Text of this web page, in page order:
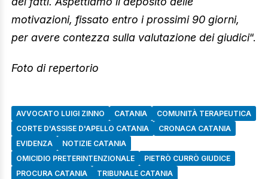
motivazioni, fissato entro i prossimi 90 giorni,
per avere contezza sulla valutazione dei giudici“.
Foto di repertorio
AVVOCATO LUIGI ZINNO CATANIA
COMUNITÀ TERAPEUTICA
CORTE D'ASSISE D'APELLO CATANIA
CRONACA CATANIA
EVIDENZA
NOTIZIE CATANIA
OMICIDIO PRETERINTENZIONALE
PIETRÒ CURRÒ GIUDICE
PROCURA CATANIA
TRIBUNALE CATANIA